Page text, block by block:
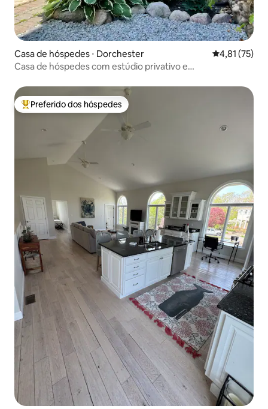
Casa de hóspedes ⋅ Dorchester 4,81 de uma
4,81 (75)
Casa de hóspedes com estúdio privativo e
Entre os melhores preferidos dos hóspedes
Preferido dos hóspedes